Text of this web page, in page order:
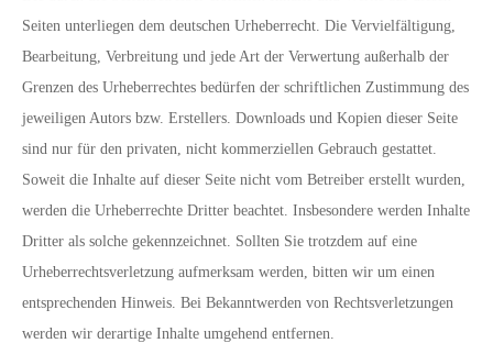
Seiten unterliegen dem deutschen Urheberrecht. Die Vervielfältigung,
Bearbeitung, Verbreitung und jede Art der Verwertung außerhalb der
Grenzen des Urheberrechtes bedürfen der schriftlichen Zustimmung des
jeweiligen Autors bzw. Erstellers. Downloads und Kopien dieser Seite
sind nur für den privaten, nicht kommerziellen Gebrauch gestattet.
Soweit die Inhalte auf dieser Seite nicht vom Betreiber erstellt wurden,
werden die Urheberrechte Dritter beachtet. Insbesondere werden Inhalte
Dritter als solche gekennzeichnet. Sollten Sie trotzdem auf eine
Urheberrechtsverletzung aufmerksam werden, bitten wir um einen
entsprechenden Hinweis. Bei Bekanntwerden von Rechtsverletzungen
werden wir derartige Inhalte umgehend entfernen.